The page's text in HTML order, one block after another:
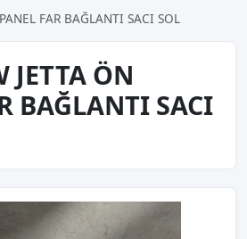
FAR BAĞLANTI SACI SOL
JETTA ÖN
BAĞLANTI SACI